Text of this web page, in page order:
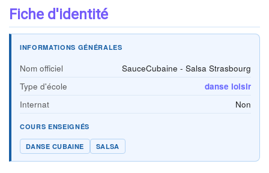
Fiche d'identité
INFORMATIONS GÉNÉRALES
Nom officiel
SauceCubaine - Salsa Strasbourg
Type d'école
danse loisir
Internat
Non
COURS ENSEIGNÉS
DANSE CUBAINE SALSA